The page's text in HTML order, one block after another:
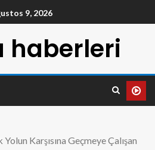
9, 2026
haberleri
Karşısına Geçmeye Çalışan